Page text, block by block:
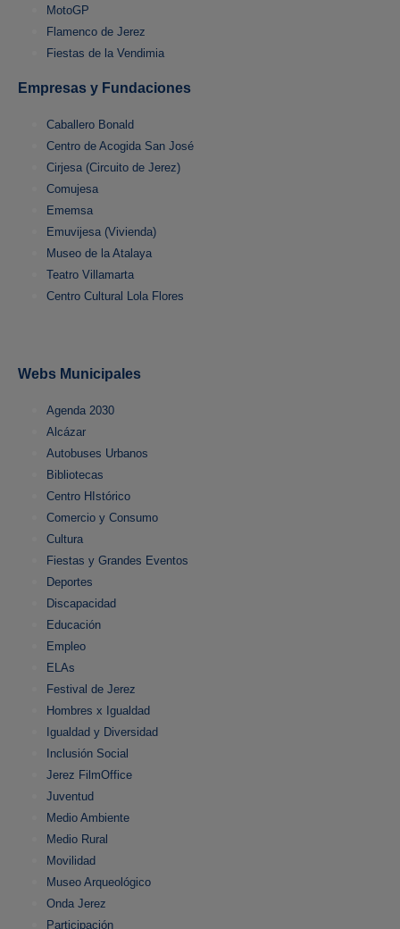
MotoGP
Flamenco de Jerez
Fiestas de la Vendimia
Empresas y Fundaciones
Caballero Bonald
Centro de Acogida San José
Cirjesa (Circuito de Jerez)
Comujesa
Ememsa
Emuvijesa (Vivienda)
Museo de la Atalaya
Teatro Villamarta
Centro Cultural Lola Flores
Webs Municipales
Agenda 2030
Alcázar
Autobuses Urbanos
Bibliotecas
Centro HIstórico
Comercio y Consumo
Cultura
Fiestas y Grandes Eventos
Deportes
Discapacidad
Educación
Empleo
ELAs
Festival de Jerez
Hombres x Igualdad
Igualdad y Diversidad
Inclusión Social
Jerez FilmOffice
Juventud
Medio Ambiente
Medio Rural
Movilidad
Museo Arqueológico
Onda Jerez
Participación